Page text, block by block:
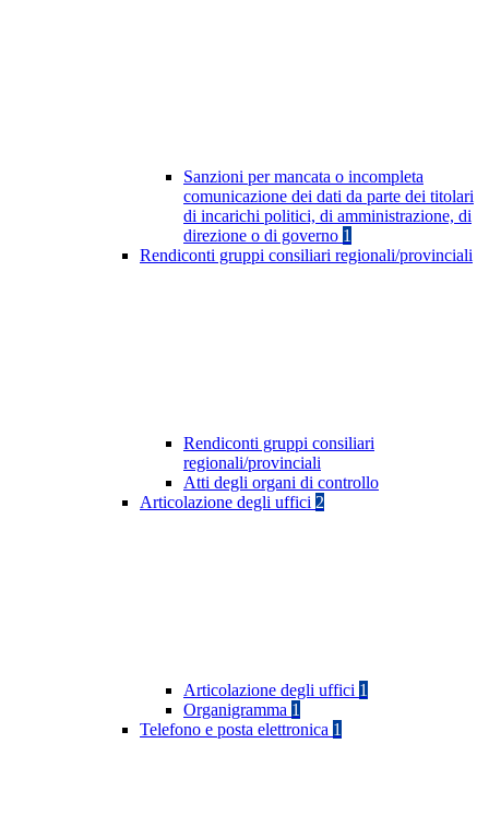
Sanzioni per mancata o incompleta
comunicazione dei dati da parte dei titolari
di incarichi politici, di amministrazione, di
direzione o di governo 1
Rendiconti gruppi consiliari regionali/provinciali
Rendiconti gruppi consiliari
regionali/provinciali
Atti degli organi di controllo
Articolazione degli uffici 2
Articolazione degli uffici 1
Organigramma 1
Telefono e posta elettronica 1